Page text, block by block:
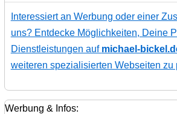
Interessiert an Werbung oder einer
uns? Entdecke Möglichkeiten, Deine
Dienstleistungen auf michael-
weiteren spezialisierten Webseiten zu
Werbung & Infos: